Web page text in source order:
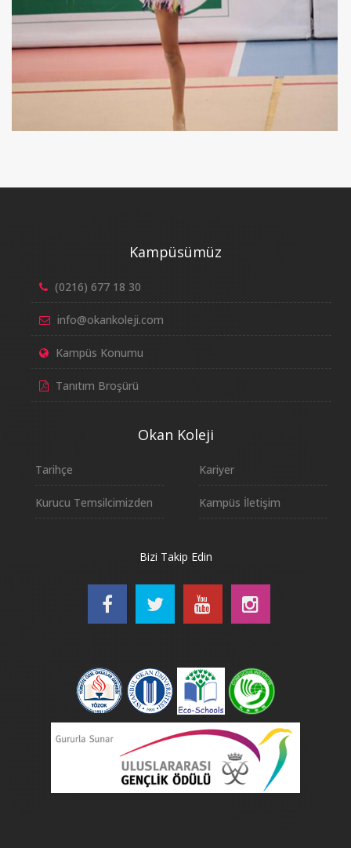
Kampüsümüz
(0216) 677 18 30
info@okankoleji.com
Kampüs Konumu
Tanıtım Broşürü
Okan Koleji
Tarihçe
Kurucu Temsilcimizden
Kariyer
Kampüs İletişim
Bizi Takip Edin